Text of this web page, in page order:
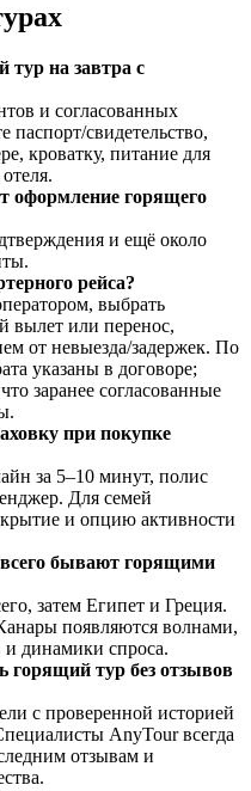
на завтра с
и согласованных
паспорт/свидетельство,
кроватку, питание для
оформление горящего
и ещё около
рейса?
выбрать
вылет или перенос,
от невыезда/задержек. По
указаны в договоре;
заранее согласованные
при покупке
за 5–10 минут, полис
Для семей
и опцию активности
бывают горящими
затем Египет и Греция.
появляются волнами,
и динамики спроса.
горящий тур без отзывов
с проверенной историей
AnyTour всегда
отзывам и